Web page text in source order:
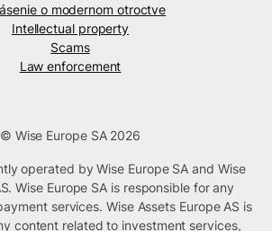
o modernom otroctve
Intellectual property
Scams
Law enforcement
© Wise Europe SA 2026
operated by Wise Europe SA and Wise
Wise Europe SA is responsible for any
services. Wise Assets Europe AS is
content related to investment services,